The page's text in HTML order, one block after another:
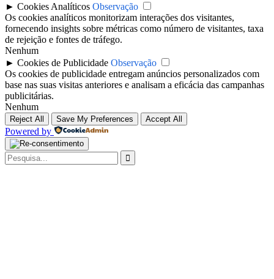
► Cookies Analíticos Observação
Os cookies analíticos monitorizam interações dos visitantes,
fornecendo insights sobre métricas como número de visitantes, taxa
de rejeição e fontes de tráfego.
Nenhum
► Cookies de Publicidade Observação
Os cookies de publicidade entregam anúncios personalizados com
base nas suas visitas anteriores e analisam a eficácia das campanhas
publicitárias.
Nenhum
Reject All Save My Preferences Accept All
Powered by